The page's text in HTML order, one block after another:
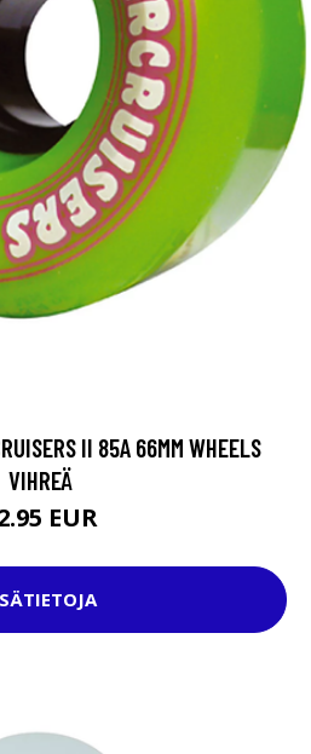
II 85A 66MM WHEELS
VIHREÄ
EUR